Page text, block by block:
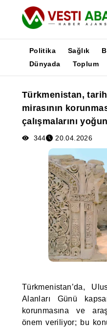
Yayınlar
Medya
Poster
Politika Sağlık
Dünyada
Toplum
Türkmenistan,
mirasının
çalışmalarını
344 20.04.2026
Türkmenistan’da,
Alanları Günü
korunmasına ve
önem veriliyor; bu